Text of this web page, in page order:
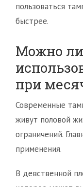
пользоваться
быстрее.
Можно
при
Современные
живут половой
ограничений.
применения.
В девственной